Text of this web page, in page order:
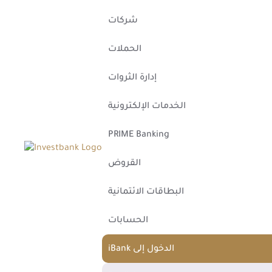
شركات
الحملات
إدارة الثروات
الخدمات الإلكترونية
PRIME Banking
القروض
البطاقات الائتمانية
الحسابات
iBank الدخول إلى